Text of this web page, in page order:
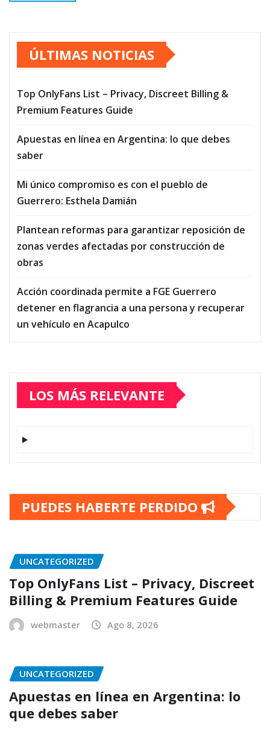
ÚLTIMAS NOTICIAS
Top OnlyFans List – Privacy, Discreet Billing &
Premium Features Guide
Apuestas en línea en Argentina: lo que debes
saber
Mi único compromiso es con el pueblo de
Guerrero: Esthela Damián
Plantean reformas para garantizar reposición de
zonas verdes afectadas por construcción de
obras
Acción coordinada permite a FGE Guerrero
detener en flagrancia a una persona y recuperar
un vehículo en Acapulco
LOS MÁS RELEVANTE
PUEDES HABERTE PERDIDO
UNCATEGORIZED
Top OnlyFans List – Privacy, Discreet
Billing & Premium Features Guide
webmaster Ago 8, 2026
UNCATEGORIZED
Apuestas en línea en Argentina: lo
que debes saber